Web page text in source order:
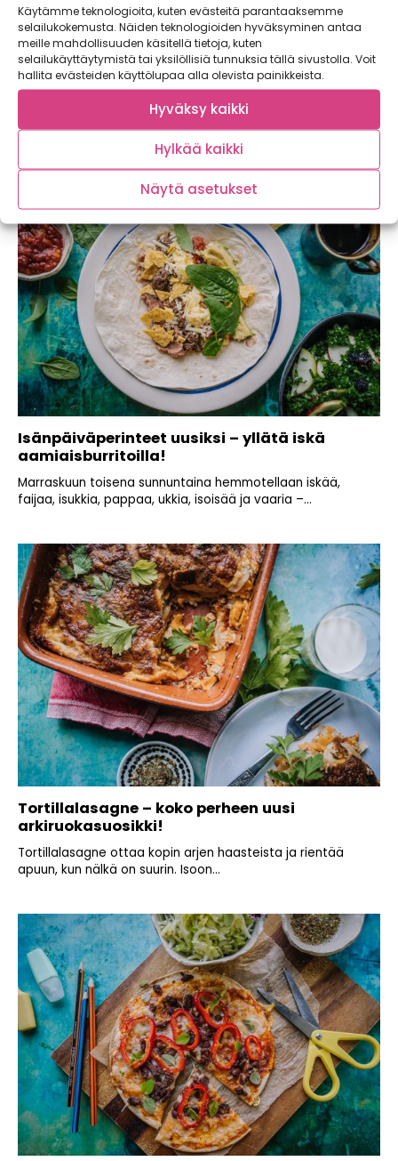
Käytämme teknologioita, kuten evästeitä parantaaksemme
selailukokemusta. Näiden teknologioiden hyväksyminen antaa
meille mahdollisuuden käsitellä tietoja, kuten
selailukäyttäytymistä tai yksilöllisiä tunnuksia tällä sivustolla. Voit
hallita evästeiden käyttölupaa alla olevista painikkeista.
Hyväksy kaikki
Hylkää kaikki
Näytä asetukset
Näyttävä salsakuusi on talven illanistujaisten
suosikkisuolainen!
Mistä on pikkujoulukauden kaunein kuusi rakennettu?
Voitaikinasta, salsasta ja granaattiomenan siemenistä
tottakai! Tulevan...
Isänpäiväperinteet uusiksi – yllätä iskä
aamiaisburritoilla!
Marraskuun toisena sunnuntaina hemmotellaan iskää,
faijaa, isukkia, pappaa, ukkia, isoisää ja vaaria –...
Tortillalasagne – koko perheen uusi
arkiruokasuosikki!
Tortillalasagne ottaa kopin arjen haasteista ja rientää
apuun, kun nälkä on suurin. Isoon...